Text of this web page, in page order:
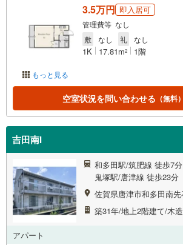
もっと見る
3.5万円 即入居可
管理費等 なし
敷
なし 礼 なし
1K 17.81m2 1階
空室状況を問い合わせる （無料）
吉田南I
和多田駅/筑肥線 徒歩7分
鬼塚駅/唐津線 徒歩23分
佐賀県唐津市和多田南
築31年/地上2階建て/木造
アパート